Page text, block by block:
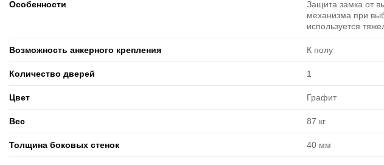
Особенности
Защита замка от
механизма при
используется
Возможность анкерного крепления К полу
Количество дверей 1
Цвет Графит
Вес 87 кг
Толщина боковых стенок 40 мм